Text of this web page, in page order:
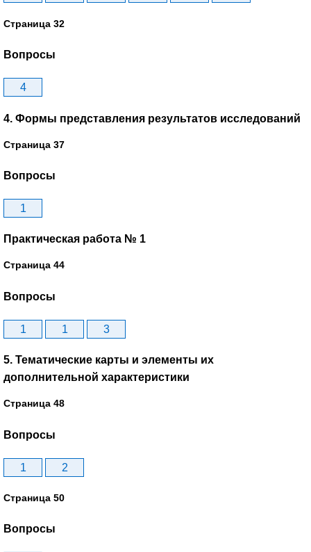
Страница 32
Вопросы
4
4. Формы представления результатов исследований
Страница 37
Вопросы
1
Практическая работа № 1
Страница 44
Вопросы
1 1 3
5. Тематические карты и элементы их
дополнительной характеристики
Страница 48
Вопросы
1 2
Страница 50
Вопросы